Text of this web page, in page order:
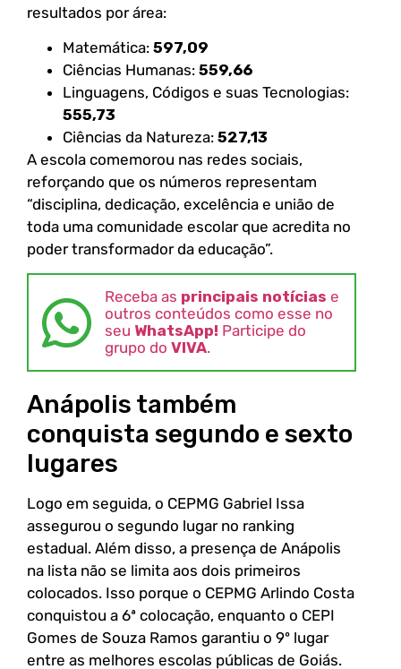
resultados por área:
Matemática: 597,09
Ciências Humanas: 559,66
Linguagens, Códigos e suas Tecnologias:
555,73
Ciências da Natureza: 527,13
A escola comemorou nas redes sociais,
reforçando que os números representam
“disciplina, dedicação, excelência e união de
toda uma comunidade escolar que acredita no
poder transformador da educação”.
Receba as principais notícias e
outros conteúdos como esse no
seu WhatsApp! Participe do
grupo do VIVA.
Anápolis também
conquista segundo e sexto
lugares
Logo em seguida, o CEPMG Gabriel Issa
assegurou o segundo lugar no ranking
estadual. Além disso, a presença de Anápolis
na lista não se limita aos dois primeiros
colocados. Isso porque o CEPMG Arlindo Costa
conquistou a 6ª colocação, enquanto o CEPI
Gomes de Souza Ramos garantiu o 9º lugar
entre as melhores escolas públicas de Goiás.